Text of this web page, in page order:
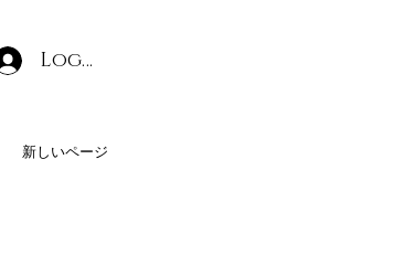
Log In
新しいページ